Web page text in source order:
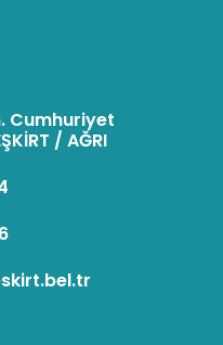
Cumhuriyet
/ AĞRI